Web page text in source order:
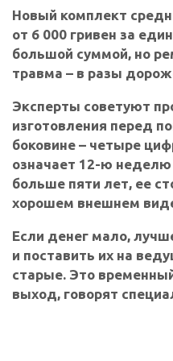
Новый комплект
от 6 000 гривен за
большой суммой, но
травма – в разы
Эксперты советуют
изготовления перед
боковине – четыре
означает 12-ю
больше пяти лет, ее
хорошем внешнем
Если денег мало,
и поставить их на
старые. Это
выход, говорят